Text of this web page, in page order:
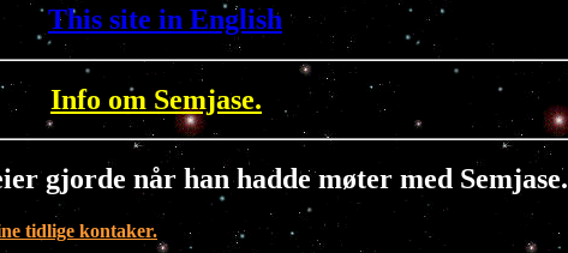
This site in English
Info om Semjase.
gjorde når han hadde møter med Semjase.
tidlige kontaker.